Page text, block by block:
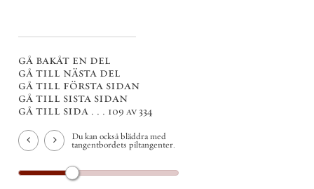
gå bakåt en del
gå till nästa del
gå till första sidan
gå till sista sidan
gå till sida . . . 109 av 334
Du kan också bläddra med
tangentbordets piltangenter.